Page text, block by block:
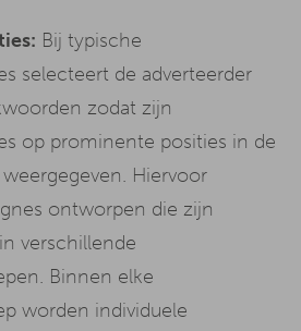
Bij typische
selecteert de adverteerder
zodat zijn
op prominente posities in de
weergegeven. Hiervoor
ontworpen die zijn
verschillende
Binnen elke
worden individuele